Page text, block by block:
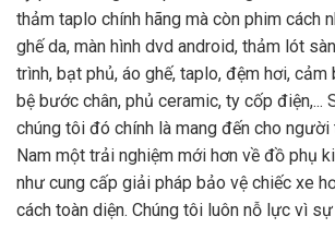
thảm taplo chính hãng mà còn phim cách
ghế da, màn hình dvd android, thảm lót
trình, bạt phủ, áo ghế, taplo, đệm hơi,
bệ bước chân, phủ ceramic, ty cốp điện,...
chúng tôi đó chính là mang đến cho
Nam một trải nghiệm mới hơn về đồ phụ
như cung cấp giải pháp bảo vệ chiếc xe
cách toàn diện. Chúng tôi luôn nỗ lực vì